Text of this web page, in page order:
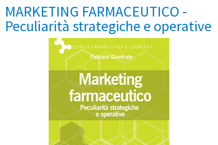
MARKETING FARMACEUTICO -
Peculiarità strategiche e operative